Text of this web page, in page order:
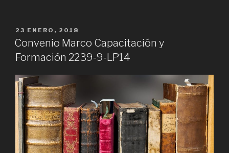
PUBLICADO
EN
23 ENERO, 2018
Convenio Marco Capacitación y
Formación 2239-9-LP14